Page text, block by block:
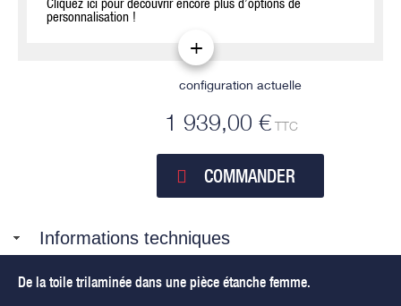
personnalisation !
configuration actuelle
1 939,00 €TTC
COMMANDER
Informations techniques
De la toile trilaminée dans une pièce étanche femme.